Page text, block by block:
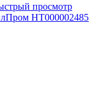
просмотр
НТ000002485